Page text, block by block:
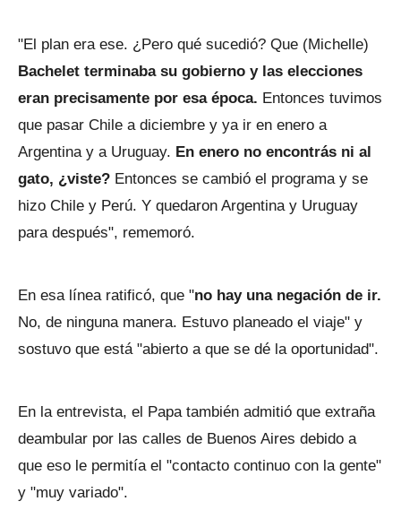
"El plan era ese. ¿Pero qué sucedió? Que (Michelle)
Bachelet terminaba su gobierno y las elecciones
eran precisamente por esa época. Entonces tuvimos
que pasar Chile a diciembre y ya ir en enero a
Argentina y a Uruguay. En enero no encontrás ni al
gato, ¿viste? Entonces se cambió el programa y se
hizo Chile y Perú. Y quedaron Argentina y Uruguay
para después", rememoró.
En esa línea ratificó, que "no hay una negación de ir.
No, de ninguna manera. Estuvo planeado el viaje" y
sostuvo que está "abierto a que se dé la oportunidad".
En la entrevista, el Papa también admitió que extraña
deambular por las calles de Buenos Aires debido a
que eso le permitía el "contacto continuo con la gente"
y "muy variado".